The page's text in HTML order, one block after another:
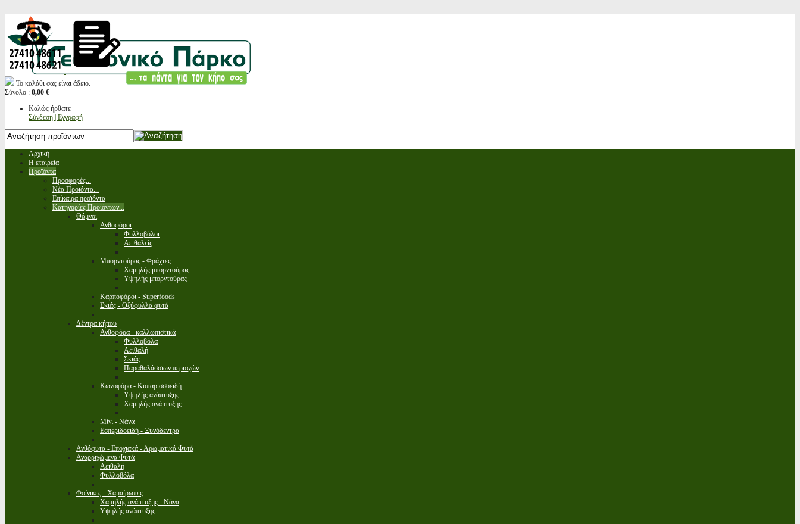
Το καλάθι σας είναι άδειο.
Σύνολο : 0,00 €
Καλώς ήρθατε
Σύνδεση | Εγγραφή
Αρχική
Η εταιρεία
Προϊόντα
Προσφορές...
Νέα Προϊόντα...
Επίκαιρα προϊόντα
Κατηγορίες Προϊόντων...
Θάμνοι
Ανθοφόροι
Φυλλοβόλοι
Αειθαλείς
Μπορντούρας - Φράχτες
Χαμηλής μπορντούρας
Υψηλής μπορντούρας
Καρποφόροι - Superfoods
Σκιάς - Οξύφυλλα φυτά
Δέντρα κήπου
Ανθοφόρα - καλλωπιστικά
Φυλλοβόλα
Αειθαλή
Σκιάς
Παραθαλάσσιων περιοχών
Κωνοφόρα - Κυπαρισσοειδή
Υψηλής ανάπτυξης
Χαμηλής ανάπτυξης
Μίνι - Νάνα
Εσπεριδοειδή - Ξυνόδεντρα
Ανθόφυτα - Εποχιακά - Αρωματικά Φυτά
Αναρριχώμενα Φυτά
Αειθαλή
Φυλλοβόλα
Φοίνικες - Χαμαίρωπες
Χαμηλής ανάπτυξης - Νάνα
Υψηλής ανάπτυξης